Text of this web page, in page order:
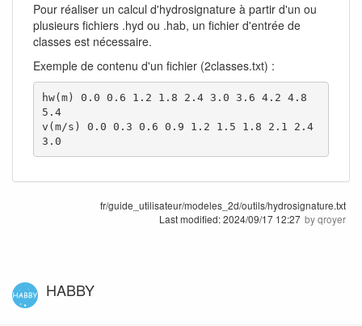
Pour réaliser un calcul d'hydrosignature à partir d'un ou
plusieurs fichiers .hyd ou .hab, un fichier d'entrée de
classes est nécessaire.
Exemple de contenu d'un fichier (2classes.txt) :
hw(m) 0.0 0.6 1.2 1.8 2.4 3.0 3.6 4.2 4.8
5.4
v(m/s) 0.0 0.3 0.6 0.9 1.2 1.5 1.8 2.1 2.4
3.0
fr/guide_utilisateur/modeles_2d/outils/hydrosignature.txt
Last modified:2024/09/17 12:27 byqroyer
HABBY